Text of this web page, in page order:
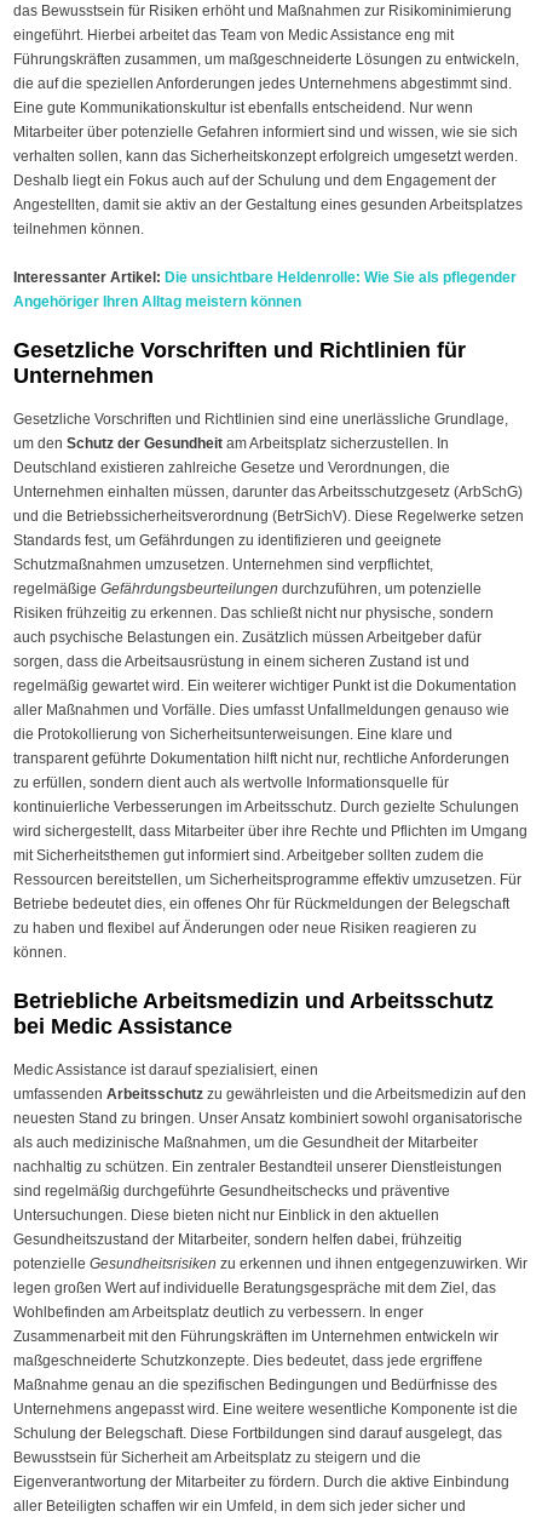
das Bewusstsein für Risiken erhöht und Maßnahmen zur Risikominimierung
eingeführt. Hierbei arbeitet das Team von Medic Assistance eng mit
Führungskräften zusammen, um maßgeschneiderte Lösungen zu entwickeln,
die auf die speziellen Anforderungen jedes Unternehmens abgestimmt sind.
Eine gute Kommunikationskultur ist ebenfalls entscheidend. Nur wenn
Mitarbeiter über potenzielle Gefahren informiert sind und wissen, wie sie sich
verhalten sollen, kann das Sicherheitskonzept erfolgreich umgesetzt werden.
Deshalb liegt ein Fokus auch auf der Schulung und dem Engagement der
Angestellten, damit sie aktiv an der Gestaltung eines gesunden Arbeitsplatzes
teilnehmen können.
Interessanter Artikel: Die unsichtbare Heldenrolle: Wie Sie als pflegender
Angehöriger Ihren Alltag meistern können
Gesetzliche Vorschriften und Richtlinien für
Unternehmen
Gesetzliche Vorschriften und Richtlinien sind eine unerlässliche Grundlage,
um denSchutz der Gesundheit am Arbeitsplatz sicherzustellen. In
Deutschland existieren zahlreiche Gesetze und Verordnungen, die
Unternehmen einhalten müssen, darunter das Arbeitsschutzgesetz (ArbSchG)
und die Betriebssicherheitsverordnung (BetrSichV). Diese Regelwerke setzen
Standards fest, um Gefährdungen zu identifizieren und geeignete
Schutzmaßnahmen umzusetzen. Unternehmen sind verpflichtet,
regelmäßigeGefährdungsbeurteilungen durchzuführen, um potenzielle
Risiken frühzeitig zu erkennen. Das schließt nicht nur physische, sondern
auch psychische Belastungen ein. Zusätzlich müssen Arbeitgeber dafür
sorgen, dass die Arbeitsausrüstung in einem sicheren Zustand ist und
regelmäßig gewartet wird. Ein weiterer wichtiger Punkt ist die Dokumentation
aller Maßnahmen und Vorfälle. Dies umfasst Unfallmeldungen genauso wie
die Protokollierung von Sicherheitsunterweisungen. Eine klare und
transparent geführte Dokumentation hilft nicht nur, rechtliche Anforderungen
zu erfüllen, sondern dient auch als wertvolle Informationsquelle für
kontinuierliche Verbesserungen im Arbeitsschutz. Durch gezielte Schulungen
wird sichergestellt, dass Mitarbeiter über ihre Rechte und Pflichten im Umgang
mit Sicherheitsthemen gut informiert sind. Arbeitgeber sollten zudem die
Ressourcen bereitstellen, um Sicherheitsprogramme effektiv umzusetzen. Für
Betriebe bedeutet dies, ein offenes Ohr für Rückmeldungen der Belegschaft
zu haben und flexibel auf Änderungen oder neue Risiken reagieren zu
können.
Betriebliche Arbeitsmedizin und Arbeitsschutz
bei Medic Assistance
Medic Assistance ist darauf spezialisiert, einen
umfassendenArbeitsschutz zu gewährleisten und die Arbeitsmedizin auf den
neuesten Stand zu bringen. Unser Ansatz kombiniert sowohl organisatorische
als auch medizinische Maßnahmen, um die Gesundheit der Mitarbeiter
nachhaltig zu schützen. Ein zentraler Bestandteil unserer Dienstleistungen
sind regelmäßig durchgeführte Gesundheitschecks und präventive
Untersuchungen. Diese bieten nicht nur Einblick in den aktuellen
Gesundheitszustand der Mitarbeiter, sondern helfen dabei, frühzeitig
potenzielleGesundheitsrisiken zu erkennen und ihnen entgegenzuwirken. Wir
legen großen Wert auf individuelle Beratungsgespräche mit dem Ziel, das
Wohlbefinden am Arbeitsplatz deutlich zu verbessern. In enger
Zusammenarbeit mit den Führungskräften im Unternehmen entwickeln wir
maßgeschneiderte Schutzkonzepte. Dies bedeutet, dass jede ergriffene
Maßnahme genau an die spezifischen Bedingungen und Bedürfnisse des
Unternehmens angepasst wird. Eine weitere wesentliche Komponente ist die
Schulung der Belegschaft. Diese Fortbildungen sind darauf ausgelegt, das
Bewusstsein für Sicherheit am Arbeitsplatz zu steigern und die
Eigenverantwortung der Mitarbeiter zu fördern. Durch die aktive Einbindung
aller Beteiligten schaffen wir ein Umfeld, in dem sich jeder sicher und